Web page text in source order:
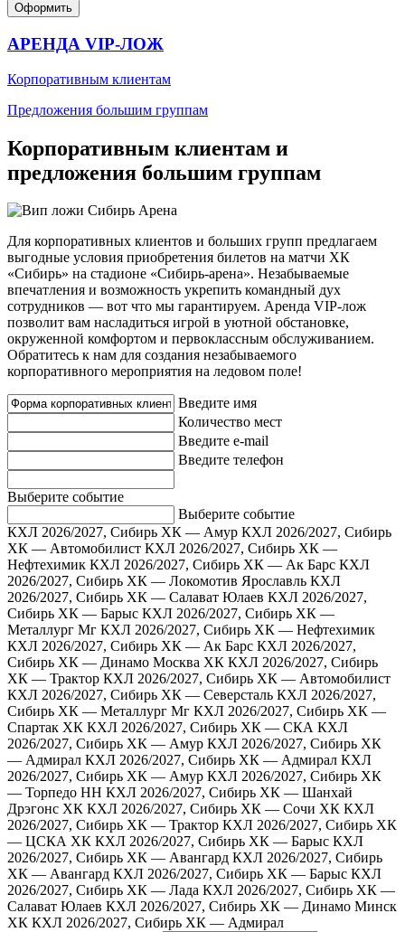
Оформить
АРЕНДА VIP-ЛОЖ
Корпоративным клиентам
Предложения большим группам
Корпоративным клиентам и
предложения большим группам
Для корпоративных клиентов и больших групп предлагаем
выгодные условия приобретения билетов на матчи ХК
«Сибирь» на стадионе «Сибирь-арена». Незабываемые
впечатления и возможность укрепить командный дух
сотрудников — вот что мы гарантируем. Аренда VIP-лож
позволит вам насладиться игрой в уютной обстановке,
окруженной комфортом и первоклассным обслуживанием.
Обратитесь к нам для создания незабываемого
корпоративного мероприятия на ледовом поле!
Введите имя
Количество мест
Введите e-mail
Введите телефон
Выберите событие
Выберите событие
КХЛ 2026/2027, Сибирь ХК — Амур КХЛ 2026/2027, Сибирь
ХК — Автомобилист КХЛ 2026/2027, Сибирь ХК —
Нефтехимик КХЛ 2026/2027, Сибирь ХК — Ак Барс КХЛ
2026/2027, Сибирь ХК — Локомотив Ярославль КХЛ
2026/2027, Сибирь ХК — Салават Юлаев КХЛ 2026/2027,
Сибирь ХК — Барыс КХЛ 2026/2027, Сибирь ХК —
Металлург Мг КХЛ 2026/2027, Сибирь ХК — Нефтехимик
КХЛ 2026/2027, Сибирь ХК — Ак Барс КХЛ 2026/2027,
Сибирь ХК — Динамо Москва ХК КХЛ 2026/2027, Сибирь
ХК — Трактор КХЛ 2026/2027, Сибирь ХК — Автомобилист
КХЛ 2026/2027, Сибирь ХК — Северсталь КХЛ 2026/2027,
Сибирь ХК — Металлург Мг КХЛ 2026/2027, Сибирь ХК —
Спартак ХК КХЛ 2026/2027, Сибирь ХК — СКА КХЛ
2026/2027, Сибирь ХК — Амур КХЛ 2026/2027, Сибирь ХК
— Адмирал КХЛ 2026/2027, Сибирь ХК — Адмирал КХЛ
2026/2027, Сибирь ХК — Амур КХЛ 2026/2027, Сибирь ХК
— Торпедо НН КХЛ 2026/2027, Сибирь ХК — Шанхай
Дрэгонс ХК КХЛ 2026/2027, Сибирь ХК — Сочи ХК КХЛ
2026/2027, Сибирь ХК — Трактор КХЛ 2026/2027, Сибирь ХК
— ЦСКА ХК КХЛ 2026/2027, Сибирь ХК — Барыс КХЛ
2026/2027, Сибирь ХК — Авангард КХЛ 2026/2027, Сибирь
ХК — Авангард КХЛ 2026/2027, Сибирь ХК — Барыс КХЛ
2026/2027, Сибирь ХК — Лада КХЛ 2026/2027, Сибирь ХК —
Салават Юлаев КХЛ 2026/2027, Сибирь ХК — Динамо Минск
ХК КХЛ 2026/2027, Сибирь ХК — Адмирал